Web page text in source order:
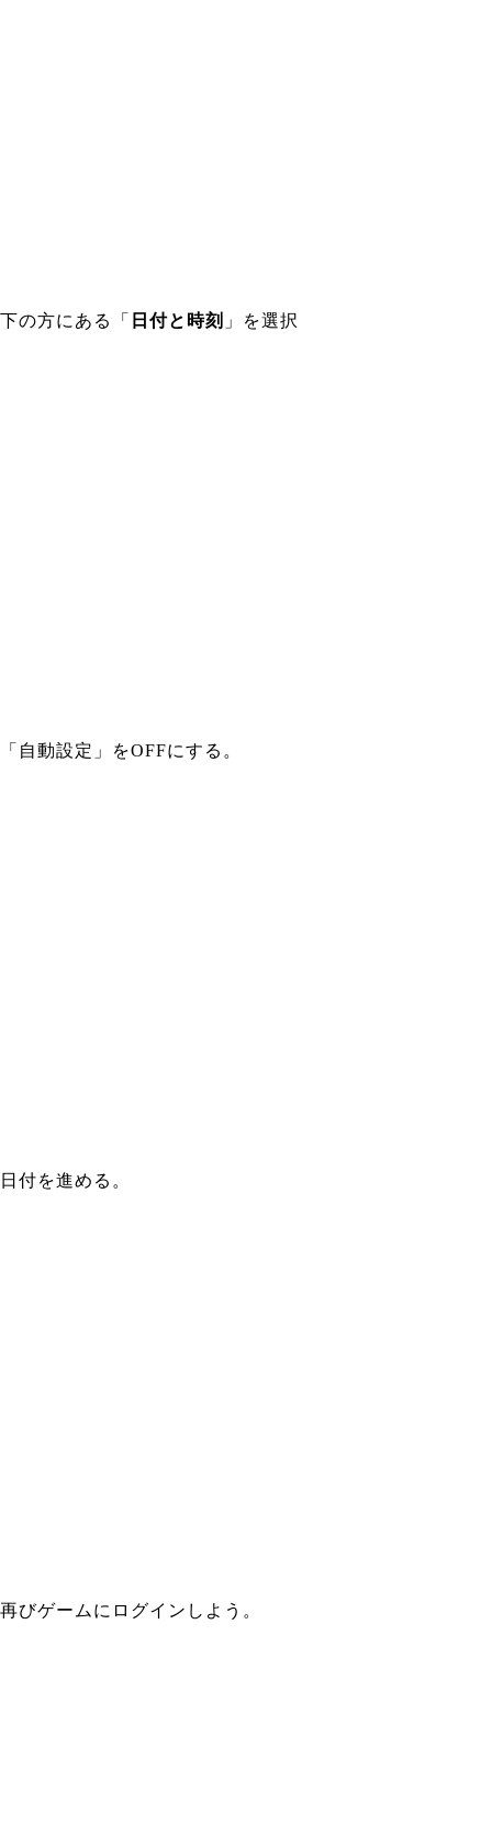
下の方にある「 日付と時刻 」を選択
「自動設定」をOFFにする。
日付を進める。
再びゲームにログインしよう。